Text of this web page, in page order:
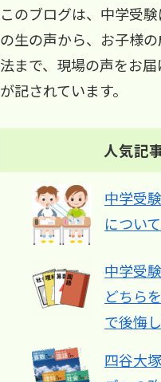
このブログは、中学受
の生の声から、お子様
法まで、現場の声をお
が記されています。
人気記
中学受
について
中学受
どちら
で後悔
四谷大